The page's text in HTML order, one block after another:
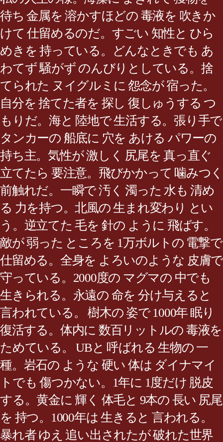
待ち 金属を 溶かすほどの 毒液を 吹きか
けて 仕留めるのだ。すごい 知性と ひら
めきを 持っている。どんなときでも あ
わてず 騒がず のんびりとしている。捨
てられた ヌイグルミに 怨念が 宿った。
自分を 捨てた者を 探し 復しゅうする つ
もりだ。海と 陸地で 生活する。張り手で
タンカーの 船底に 穴を あける パワーの
持ち主。気性が 激しく 尻尾を 真っ直ぐ
立てたら 要注意。飛びかかって 噛みつく
前触れだ。一瞬で 汚く 濁った 水も 清め
る 力を持つ。北風の 生まれ変わり とい
う。逆立てた 毛を 針の ように 飛ばす。
敵が 弱った ところを 1万ボルトの 電撃で
仕留める。全身を よろいのような 皮膚で
守っている。2000度の マグマの 中でも
生きられる。永遠の 命を 分け与えると
言われている。 樹木の 姿で 1000年 眠り
復活する。体内に 数百リットルの 毒液を
ためている。 UBと 呼ばれる 生物の 一
種。岩石の ような 硬い 体は ダイナマイ
トでも 傷つかない。1年に 1度だけ 脱皮
する。黄金に 輝く 体毛と 9本の 長い 尻尾
を 持つ。1000年は 生きると 言われる。
暴れ者 ゆえ 追い出されたが 破れた世界